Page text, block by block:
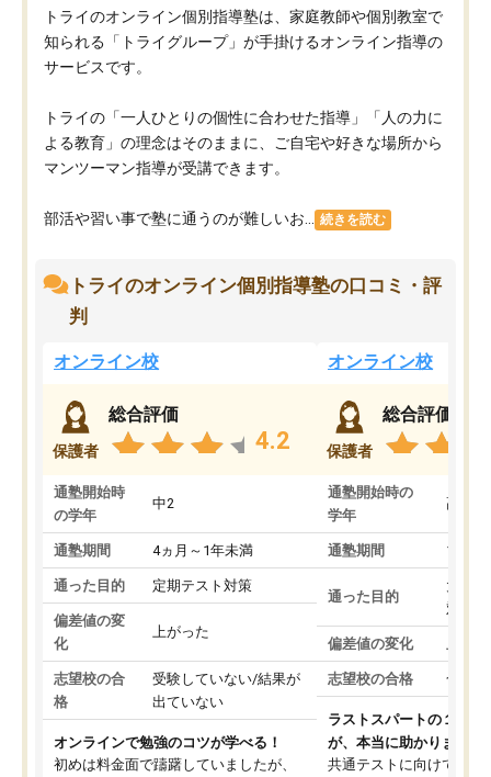
トライのオンライン個別指導塾は、家庭教師や個別教室で
知られる「トライグループ」が手掛けるオンライン指導の
サービスです。
トライの「一人ひとりの個性に合わせた指導」「人の力に
よる教育」の理念はそのままに、ご自宅や好きな場所から
マンツーマン指導が受講できます。
部活や習い事で塾に通うのが難しいお... 続きを読む
トライのオンライン個別指導塾の口コミ・評
判
オンライン校
保護者
総合評価
4.2
通塾開始時
の学年
中2
通塾期間 4ヵ月～1年未満
通った目的 定期テスト対策
偏差値の変
化
上がった
志望校の合
格
受験していない/結果が
出ていない
オンラインで勉強のコツが学べる！
初めは料金面で躊躇していましたが、
オンライン校
保護者
総合評価
通塾開始時の
学年
高3
通塾期間 1～3
通った目的
大学
対策
偏差値の変化 上が
志望校の合格 合格
ラストスパートの１か月
が、本当に助かりました
共通テストに向けての追